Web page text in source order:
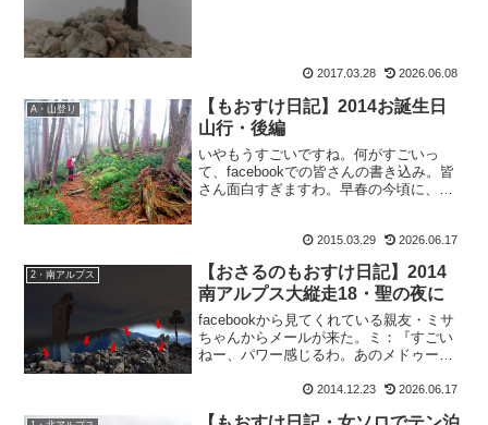
2017.03.28 2026.06.08
A・山登り
【もおすけ日記】2014お誕生日
山行・後編
いやもうすごいですね。何がすごいっ
て、facebookでの皆さんの書き込み。皆
さん面白すぎますわ。早春の今頃に、き
さん。お誕生日山行をUPすれば、H：
2015.03.29 2026.06.17
2・南アルプス
【おさるのもおすけ日記】2014
南アルプス大縦走18・聖の夜に
facebookから見てくれている親友・ミサ
ちゃんからメールが来た。ミ：『すごい
ねー、パワー感じるわ。あのメドゥーサ
やったんやろ？すごいわ、メドューサも
2014.12.23 2026.06.17